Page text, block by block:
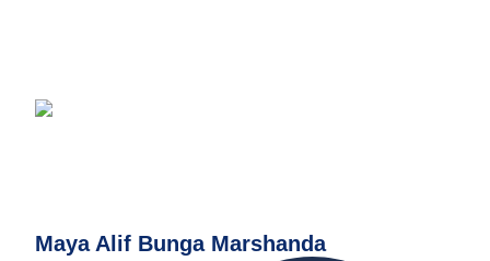
Maya Alif Bunga Marshanda